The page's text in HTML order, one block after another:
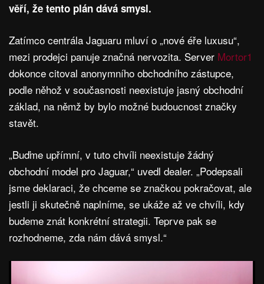
věří, že tento plán dává smysl.
Zatímco centrála Jaguaru mluví o „nové éře luxusu“,
mezi prodejci panuje značná nervozita. Server Mortor1
dokonce citoval anonymního obchodního zástupce,
podle něhož v současnosti neexistuje jasný obchodní
základ, na němž by bylo možné budoucnost značky
stavět.
„Buďme upřímní, v tuto chvíli neexistuje žádný
obchodní model pro Jaguar,“ uvedl dealer. „Podepsali
jsme deklaraci, že chceme se značkou pokračovat, ale
jestli ji skutečně naplníme, se ukáže až ve chvíli, kdy
budeme znát konkrétní strategii. Teprve pak se
rozhodneme, zda nám dává smysl.“